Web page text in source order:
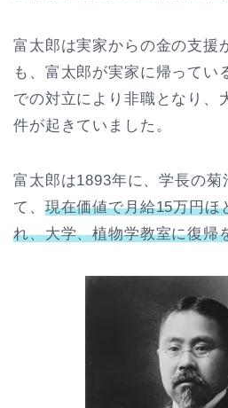
富太郎は実家からの金の支援
も、富太郎が実家に帰ってい
での対立により非職となり、
件が起きていました。
富太郎は1893年に、学長の菊
て、 現在価値で月給15万円ほ
れ、大学、植物学教室に復帰